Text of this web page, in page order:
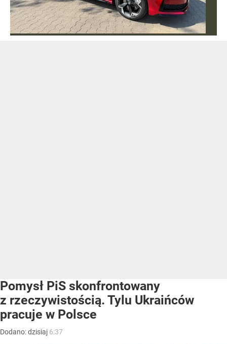
Pomysł PiS skonfrontowany
z rzeczywistością. Tylu Ukraińców
pracuje w Polsce
Dodano:dzisiaj 6:37